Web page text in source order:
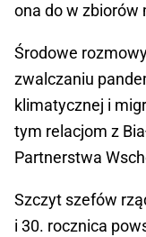
ona do w zbiorów
Środowe
zwalczaniu
klimatycznej i
tym relacjom z
Partnerstwa
Szczyt szefów
i 30. rocznica